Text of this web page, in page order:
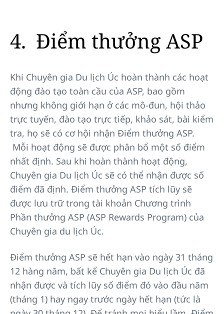
4. Điểm thưởng ASP
Khi Chuyên gia Du lịch Úc hoàn thành các hoạt
động đào tạo toàn cầu của ASP, bao gồm
nhưng không giới hạn ở các mô-đun, hội thảo
trực tuyến, đào tạo trực tiếp, khảo sát, bài kiểm
tra, họ sẽ có cơ hội nhận Điểm thưởng ASP.
Mỗi hoạt động sẽ được phân bổ một số điểm
nhất định. Sau khi hoàn thành hoạt động,
Chuyên gia Du lịch Úc sẽ có thể nhận được số
điểm đã định. Điểm thưởng ASP tích lũy sẽ
được lưu trữ trong tài khoản Chương trình
Phần thưởng ASP (ASP Rewards Program) của
Chuyên gia du lịch Úc.
Điểm thưởng ASP sẽ hết hạn vào ngày 31 tháng
12 hàng năm, bất kể Chuyên gia Du lịch Úc đã
nhận được và tích lũy số điểm đó vào đầu năm
(tháng 1) hay ngay trước ngày hết hạn (tức là